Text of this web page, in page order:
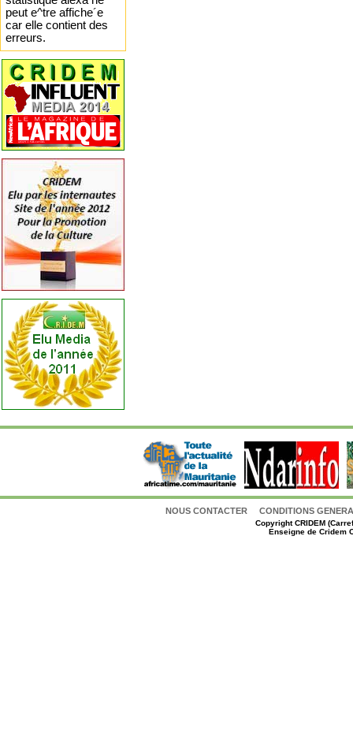
NOUS CONTACTER CONDITIONS
CopyrightCRIDEM
Enseigne de Cridem